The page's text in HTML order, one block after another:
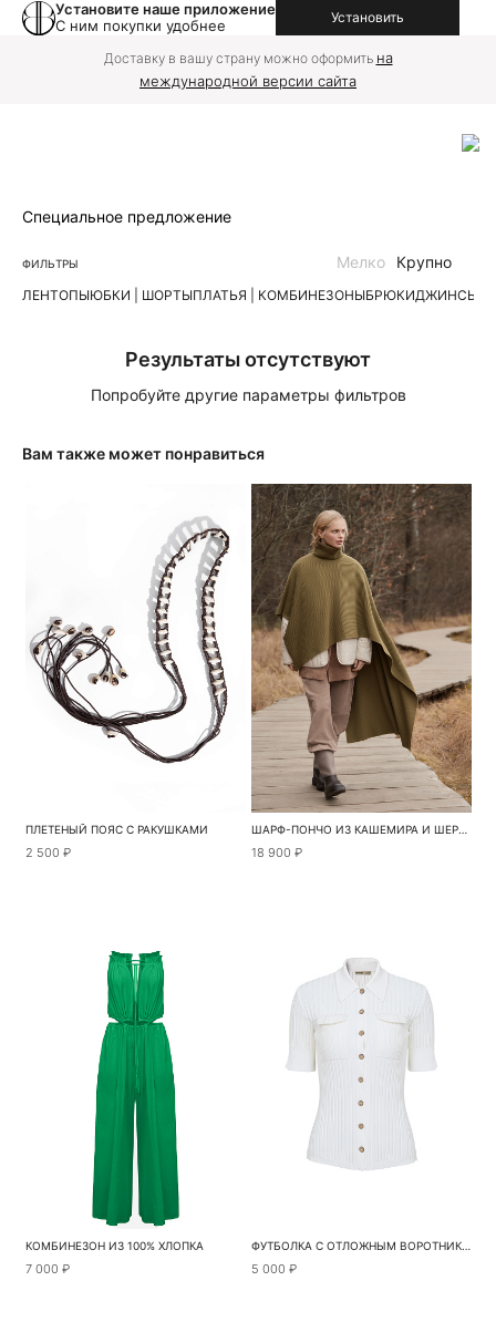
Установите наше приложение
С ним покупки удобнее
Установить
Доставку в вашу страну можно оформить на
международной версии сайта
Специальное предложение
ФИЛЬТРЫ
ЛЕНТОПЫЮБКИ | ШОРТЫПЛАТЬЯ | КОМБИНЕЗОНЫБРЮКИДЖИНСЫ
Мелко Крупно
Результаты отсутствуют
Попробуйте другие параметры фильтров
Вам также может понравиться
ПЛЕТЕНЫЙ ПОЯС С РАКУШКАМИ
2 500 ₽
ШАРФ-ПОНЧО ИЗ КАШЕМИРА И ШЕРСТИ
18 900 ₽
КОМБИНЕЗОН ИЗ 100% ХЛОПКА
7 000 ₽
ФУТБОЛКА С ОТЛОЖНЫМ ВОРОТНИКОМ
5 000 ₽